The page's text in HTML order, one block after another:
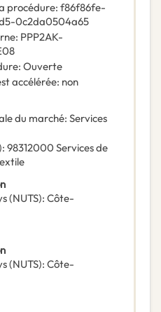
procédure: f86f86fe-
0c2da0504a65
: PPP2AK-
: Ouverte
accélérée: non
du marché: Services
98312000 Services de
(NUTS): Côte-
(NUTS): Côte-